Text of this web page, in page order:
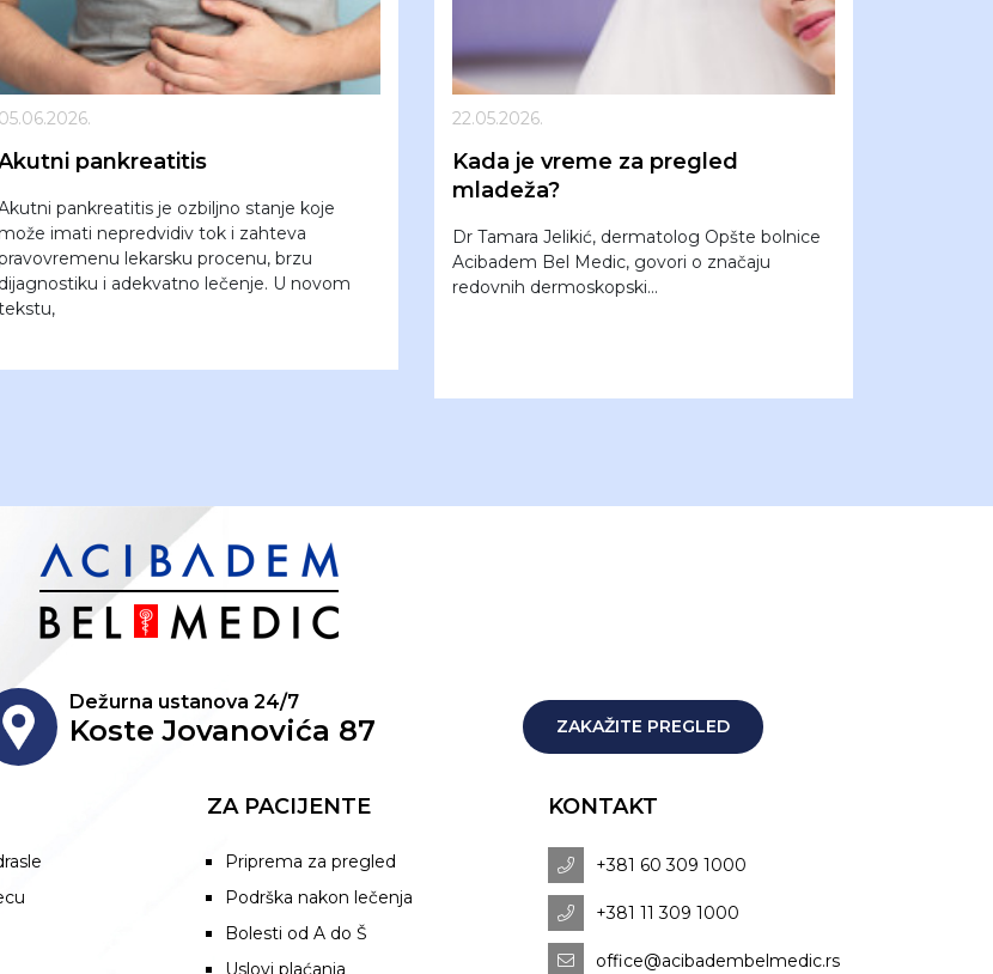
05.06.2026.
pankreatitis
pankreatitis je ozbiljno stanje koje
može imati nepredvidiv tok i zahteva
lekarsku procenu, brzu
dijagnostiku i adekvatno lečenje. U novom
22.05.2026.
Kada je vreme za pregled
mladeža?
Dr Tamara Jelikić, dermatolog Opšte bolnice
Acibadem Bel Medic, govori o značaju
redovnih dermoskopski...
Dežurna ustanova 24/7
Koste Jovanovića 87 ZAKAŽITE PREGLED
ZA PACIJENTE
Priprema za pregled
Podrška nakon lečenja
Bolesti od A do Š
Uslovi plaćanja
KONTAKT
+381 60 309 1000
+381 11 309 1000
office@acibadembelmedic.rs